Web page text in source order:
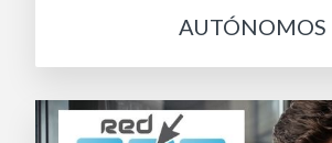
AUTÓNOMOS